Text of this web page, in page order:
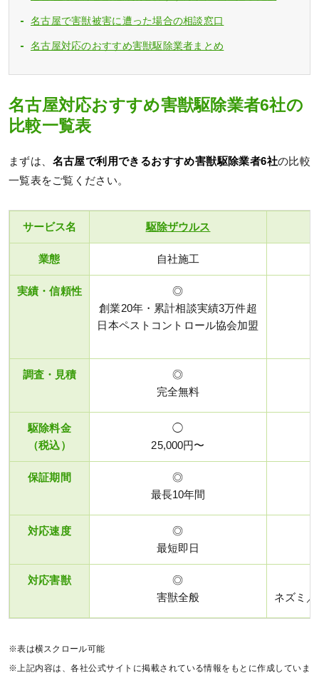
名古屋で害獣被害に遭った場合の相談窓口
名古屋対応のおすすめ害獣駆除業者まとめ
名古屋対応おすすめ害獣駆除業者6社の
比較一覧表
まずは、 名古屋で利用できるおすすめ害獣駆除業者6社の比較
一覧表をご覧ください。
サービス名 駆除ザウルス
業態 自社施工
実績・信頼性
◎
創業20年・累計相談実績3万件超
日本ペストコントロール協会加盟
調査・見積
◎
完全無料
駆除料金
（税込）
◯
25,000円〜
保証期間
◎
最長10年間
対応速度
◎
最短即日
対応害獣
◎
害獣全般
ネズミ
※表は横スクロール可能
※上記内容は、各社公式サイトに掲載されている情報をもとに作成していま